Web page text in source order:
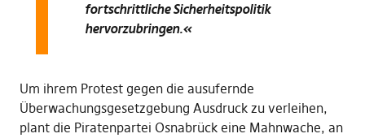
fortschrittliche Sicherheitspolitik
hervorzubringen.«
Um ihrem Protest gegen die ausufernde
Überwachungsgesetzgebung Ausdruck zu verleihen,
plant die Piratenpartei Osnabrück eine Mahnwache, an